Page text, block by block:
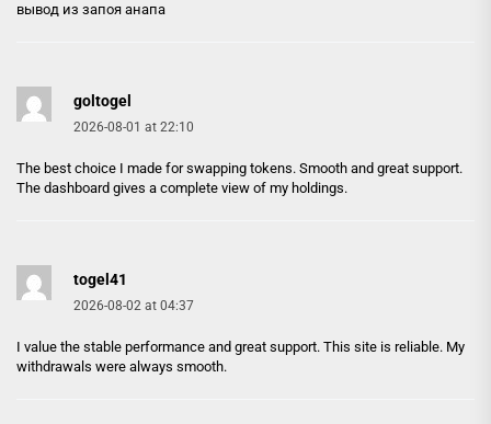
вывод из запоя анапа
goltogel
2026-08-01 at 22:10
The best choice I made for swapping tokens. Smooth and great support.
The dashboard gives a complete view of my holdings.
togel41
2026-08-02 at 04:37
I value the stable performance and great support. This site is reliable. My
withdrawals were always smooth.